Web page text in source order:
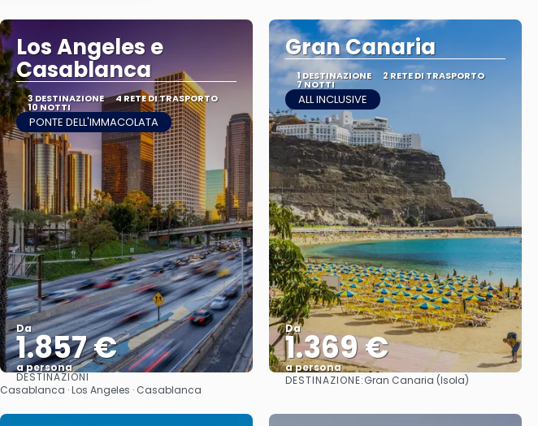
Los Angeles e
Casablanca
3 DESTINAZIONE 4 RETE DI TRASPORTO
10 NOTTI
PONTE DELL'IMMACOLATA
Da
1.857 €
a persona
Vedere
DESTINAZIONI
Casablanca · Los Angeles · Casablanca
Gran Canaria
1 DESTINAZIONE 2 RETE DI TRASPORTO
7 NOTTI
ALL INCLUSIVE
Da
1.369 €
a persona
Vedere
DESTINAZIONE:Gran Canaria (Isola)